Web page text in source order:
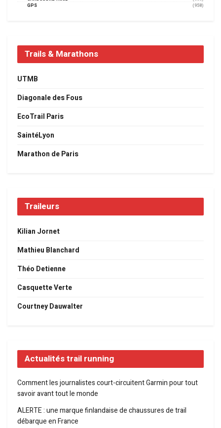
GPS
(958)
Trails & Marathons
UTMB
Diagonale des Fous
EcoTrail Paris
SaintéLyon
Marathon de Paris
Traileurs
Kilian Jornet
Mathieu Blanchard
Théo Detienne
Casquette Verte
Courtney Dauwalter
Actualités trail running
Comment les journalistes court-circuitent Garmin pour tout
savoir avant tout le monde
ALERTE : une marque finlandaise de chaussures de trail
débarque en France